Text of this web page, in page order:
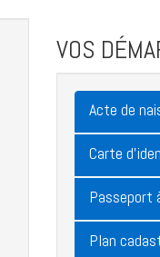
VOS
Acte de
Carte
Passeport
Plan